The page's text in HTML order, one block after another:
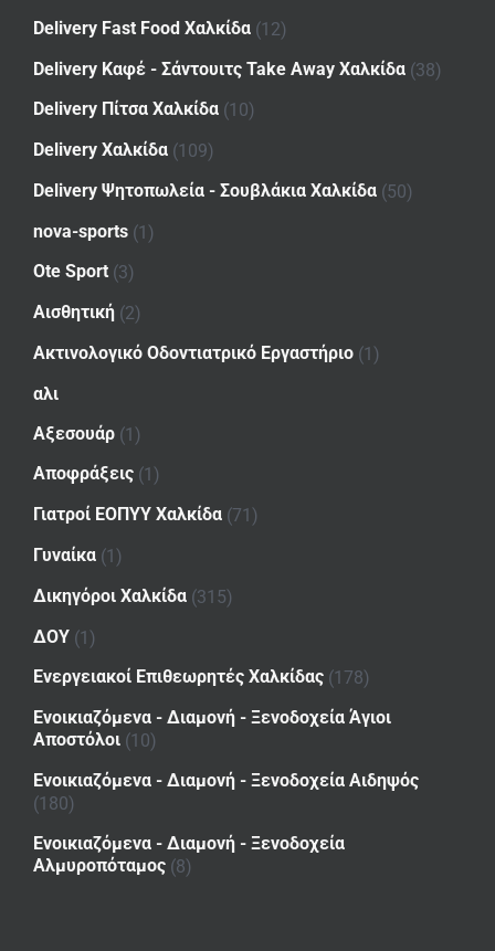
Delivery Fast Food Χαλκίδα (12)
Delivery Καφέ - Σάντουιτς Take Away Χαλκίδα (38)
Delivery Πίτσα Χαλκίδα (10)
Delivery Χαλκίδα (109)
Delivery Ψητοπωλεία - Σουβλάκια Χαλκίδα (50)
nova-sports (1)
Ote Sport (3)
Αισθητική (2)
Ακτινολογικό Οδοντιατρικό Εργαστήριο (1)
αλι
Αξεσουάρ (1)
Αποφράξεις (1)
Γιατροί ΕΟΠΥΥ Χαλκίδα (71)
Γυναίκα (1)
Δικηγόροι Χαλκίδα (315)
ΔΟΥ (1)
Ενεργειακοί Επιθεωρητές Χαλκίδας (178)
Ενοικιαζόμενα - Διαμονή - Ξενοδοχεία Άγιοι
Αποστόλοι (10)
Ενοικιαζόμενα - Διαμονή - Ξενοδοχεία Αιδηψός
(180)
Ενοικιαζόμενα - Διαμονή - Ξενοδοχεία
Αλμυροπόταμος (8)